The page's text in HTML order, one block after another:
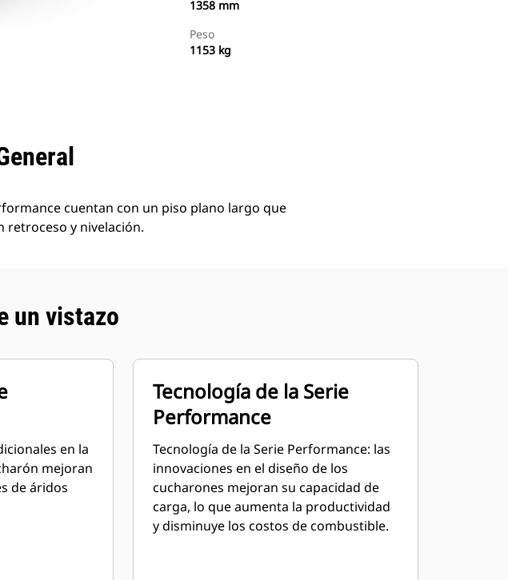
1358 mm
Peso
1153 kg
cuentan con un piso plano largo que
retroceso y nivelación.
un vistazo
en la
mejoran
de áridos
Tecnología de la Serie
Performance
Tecnología de la Serie Performance: las
innovaciones en el diseño de los
cucharones mejoran su capacidad de
carga, lo que aumenta la productividad
y disminuye los costos de combustible.